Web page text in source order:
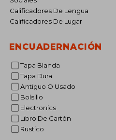
Calificadores De Lengua
Calificadores De Lugar
ENCUADERNACIÓN
Tapa Blanda
Tapa Dura
Antiguo O Usado
Bolsillo
Electronics
Libro De Cartón
Rustico